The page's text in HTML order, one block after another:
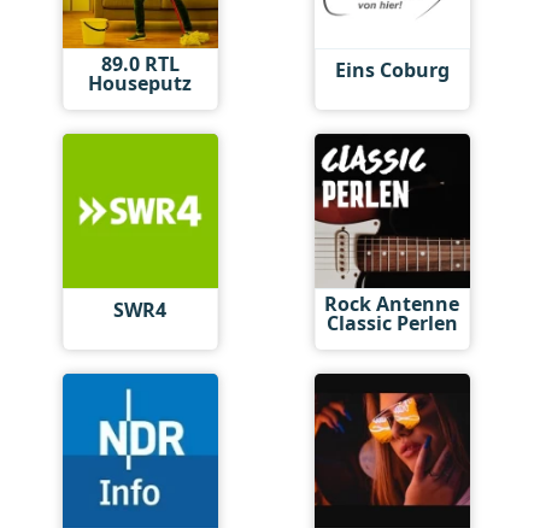
89.0 RTL
Houseputz Eins Coburg
SWR4 Rock Antenne
Classic Perlen